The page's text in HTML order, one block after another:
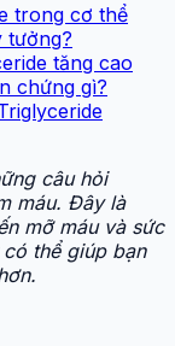
trong cơ thể
tưởng?
tăng cao
chứng gì?
câu hỏi
máu. Đây là
mỡ máu và sức
thể giúp bạn